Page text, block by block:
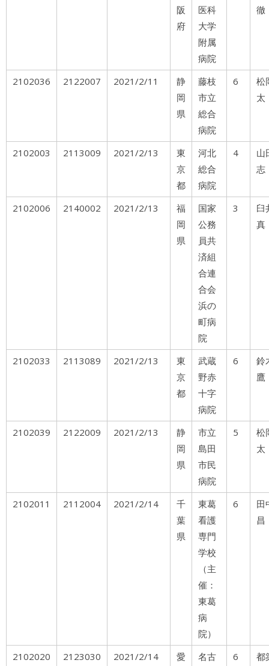
阪
府
医科
大学
附属
病院
徹
2102036 2122007 2021/2/11
静
岡
県
藤枝
市立
総合
病院
6
松
太
2102003 2113009 2021/2/13
東
京
都
河北
総合
病院
4
山
志
2102006 2140002 2021/2/13
福
岡
県
国家
公務
員共
済組
合連
合会
浜の
町病
院
3
真
2102033 2113089 2021/2/13
東
京
都
武蔵
野赤
十字
病院
6
鈴
鷹
2102039 2122009 2021/2/13
静
岡
県
市立
島田
市民
病院
5
松
太
2102011 2112004 2021/2/14
千
葉
県
東葛
看護
専門
学校
（主
催：
東葛
病
院）
6
田
昌
2102020 2123030 2021/2/14
愛
名古
6
都